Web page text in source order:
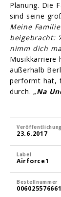
Planung. Die
sind seine
Meine
beigebracht:
nimm dich
Musikkarriere
außerhalb
performt hat,
durch. „Na
Veröffentlichung
23.6.2017
Label
Airforce1
Bestellnummer